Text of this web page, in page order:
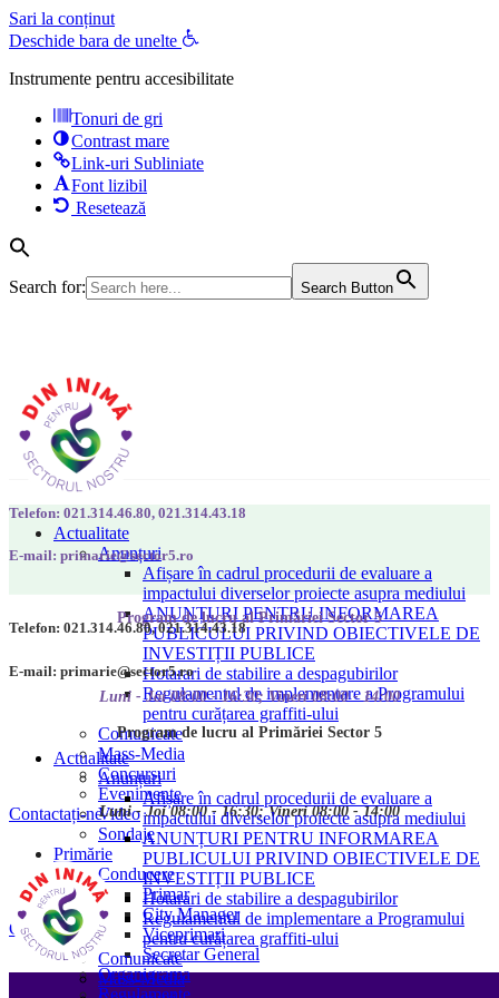
Sari la conținut
Deschide bara de unelte
Instrumente pentru accesibilitate
Tonuri de gri
Contrast mare
Link-uri Subliniate
Font lizibil
Resetează
Search for: Search Button
Actualitate
Anunțuri
Afișare în cadrul procedurii de evaluare a
impactului diverselor proiecte asupra mediului
ANUNȚURI PENTRU INFORMAREA
PUBLICULUI PRIVIND OBIECTIVELE DE
INVESTIȚII PUBLICE
Hotarari de stabilire a despagubirilor
Regulamentul de implementare a Programului
pentru curățarea graffiti-ului
Comunicate
Mass-Media
Concursuri
Evenimente
Video
Sondaje
Primărie
Conducere
Primar
City Manager
Viceprimari
Secretar General
Organigrama
Regulamente
Telefon: 021.314.46.80, 021.314.43.18
E-mail: primarie@sector5.ro
Program de lucru al Primăriei Sector 5
Luni - Joi 08:00 - 16:30; Vineri 08:00 - 14:00
Contactați-ne
Telefon: 021.314.46.80, 021.314.43.18
E-mail: primarie@sector5.ro
Program de lucru al Primăriei Sector 5
Luni - Joi 08:00 - 16:30; Vineri 08:00 - 14:00
Contactați-ne
Actualitate
Anunțuri
Afișare în cadrul procedurii de evaluare a
impactului diverselor proiecte asupra mediului
ANUNȚURI PENTRU INFORMAREA
PUBLICULUI PRIVIND OBIECTIVELE DE
INVESTIȚII PUBLICE
Hotarari de stabilire a despagubirilor
Regulamentul de implementare a Programului
pentru curățarea graffiti-ului
Comunicate
Mass-Media